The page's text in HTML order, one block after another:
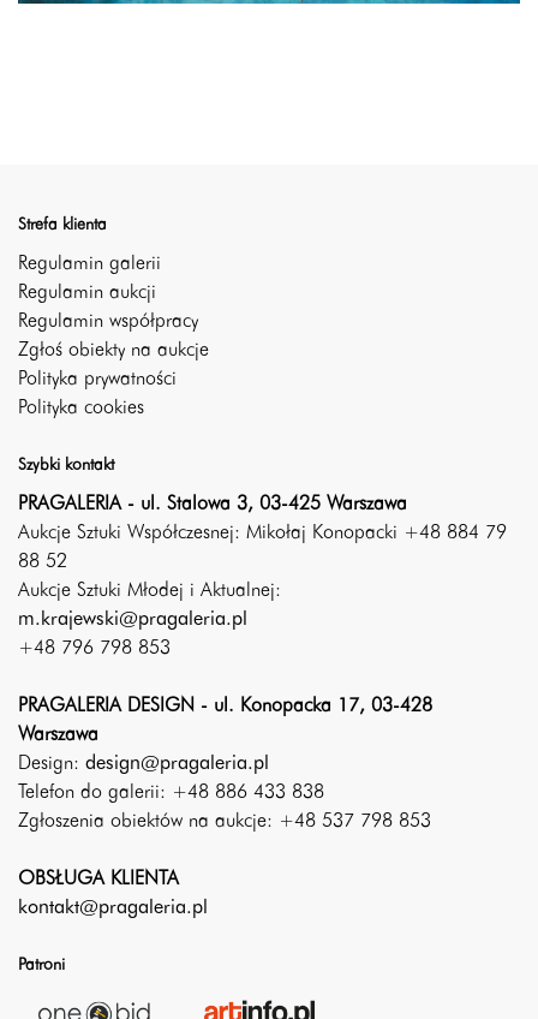
Strefa klienta
Regulamin galerii
Regulamin aukcji
Regulamin współpracy
Zgłoś obiekty na aukcje
Polityka prywatności
Polityka cookies
Szybki kontakt
PRAGALERIA - ul. Stalowa 3, 03-425 Warszawa
Aukcje Sztuki Współczesnej: Mikołaj Konopacki +48 884 79
88 52
Aukcje Sztuki Młodej i Aktualnej:
m.krajewski@pragaleria.pl
+48 796 798 853
PRAGALERIA DESIGN - ul. Konopacka 17, 03-428
Warszawa
Design: design@pragaleria.pl
Telefon do galerii: +48 886 433 838
Zgłoszenia obiektów na aukcje: +48 537 798 853
OBSŁUGA KLIENTA
kontakt@pragaleria.pl
Patroni